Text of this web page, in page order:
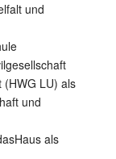
und
(HWG LU) als
und
als